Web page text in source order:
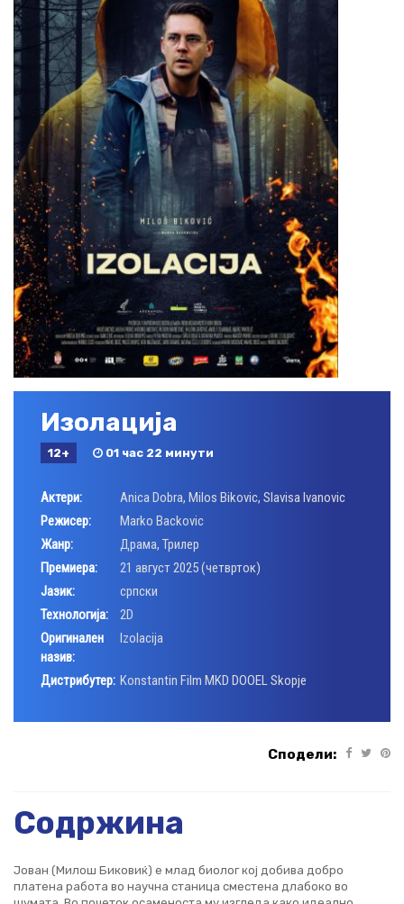
Изолација
12+ 01 час 22 минути
Актери: Anica Dobra, Milos Bikovic, Slavisa Ivanovic
Режисер:
Marko Backovic
Жанр:
Драма, Трилер
Премиера:
21 август 2025 (четврток)
Јазик:
српски
Технологија:
2D
Оригинален
назив:
Izolacija
Дистрибутер: Konstantin Film MKD DOOEL Skopje
Сподели:
Содржина
Јован (Милош Биковиќ) е млад биолог кој добива добро
платена работа во научна станица сместена длабоко во